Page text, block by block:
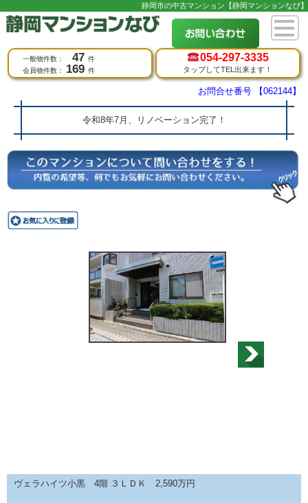
静岡市の中古マンション【静岡マンションなび】
一般物件数： 47 件
会員物件数：
169 件
054-297-3335
タップしてTEL出来ます！
お問合せ番号 【062144】
令和8年7月、リノベーション完了！
ヴェラハイツ小黒 4階 ３ＬＤＫ 2,590万円